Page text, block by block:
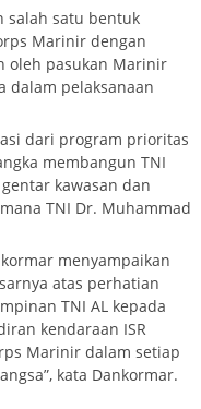
salah satu bentuk
Marinir dengan
oleh pasukan Marinir
dalam pelaksanaan
dari program prioritas
membangun TNI
kawasan dan
TNI Dr. Muhammad
menyampaikan
atas perhatian
TNI AL kepada
kendaraan ISR
Marinir dalam setiap
kata Dankormar.